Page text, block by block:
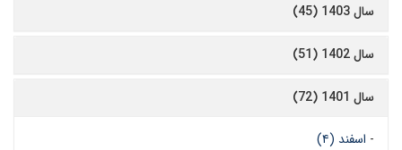
سال 1403 (45)
سال 1402 (51)
سال 1401 (72)
- اسفند (۴)